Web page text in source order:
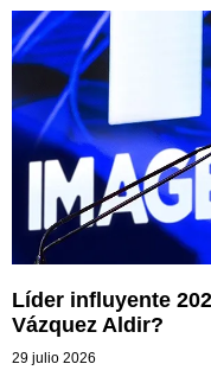
Líder influyente
Vázquez Aldir?
29 julio 2026